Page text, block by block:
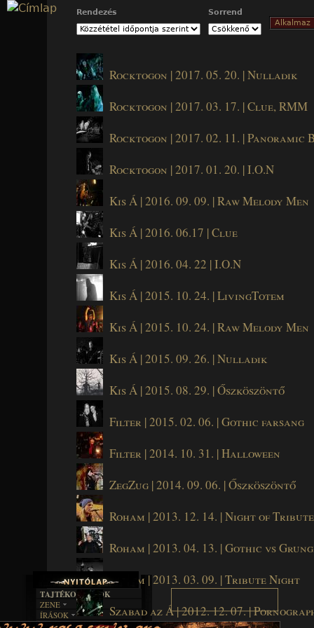
Jump to navigation
Rendezés Sorrend
Rocktogon | 2017. 05. 20. | Nulladik
Rocktogon | 2017. 03. 17. | Clue, RMM
Rocktogon | 2017. 02. 11. | Panoramic
Rocktogon | 2017. 01. 20. | I.O.N
Kis Á | 2016. 09. 09. | Raw Melody Men
Kis Á | 2016. 06.17 | Clue
Kis Á | 2016. 04. 22 | I.O.N
Kis Á | 2015. 10. 24. | LivingTotem
Kis Á | 2015. 10. 24. | Raw Melody Men
Kis Á | 2015. 09. 26. | Nulladik
Kis Á | 2015. 08. 29. | Őszköszöntő
Filter | 2015. 02. 06. | Gothic farsang
Filter | 2014. 10. 31. | Halloween
ZegZug | 2014. 09. 06. | Őszköszöntő
Roham | 2013. 12. 14. | Night of
Roham | 2013. 04. 13. | Gothic vs
Roham | 2013. 03. 09. | Tribute Night
Szabad az Á | 2012. 12. 07. |
TAJTÉKOS LAPOK
ZENE
EGYÜTTESEK
ÍRÁSOK
BOSZORKÁNYKONYHA